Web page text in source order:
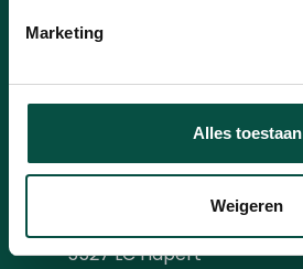
Marketing
Alles toestaan
Weigeren
Instemming
Ik ga akkoord met het
Contact
5527 LC Hapert